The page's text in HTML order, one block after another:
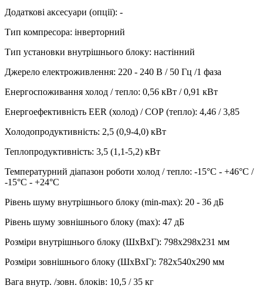
Додаткові аксесуари (опції): -
Тип компресора: інверторний
Тип установки внутрішнього блоку: настінний
Джерело електроживлення: 220 - 240 В / 50 Гц /1 фаза
Енергоспоживання холод / тепло: 0,56 кВт / 0,91 кВт
Енергоефективність EER (холод) / СОР (тепло): 4,46 / 3,85
Холодопродуктивність: 2,5 (0,9-4,0) кВт
Теплопродуктивність: 3,5 (1,1-5,2) кВт
Температурний діапазон роботи холод / тепло: -15°С - +46°С /
-15°С - +24°С
Рівень шуму внутрішнього блоку (min-max): 20 - 36 дБ
Рівень шуму зовнішнього блоку (max): 47 дБ
Розміри внутрішнього блоку (ШхВхГ): 798х298х231 мм
Розміри зовнішнього блоку (ШхВхГ): 782х540х290 мм
Вага внутр. /зовн. блоків: 10,5 / 35 кг